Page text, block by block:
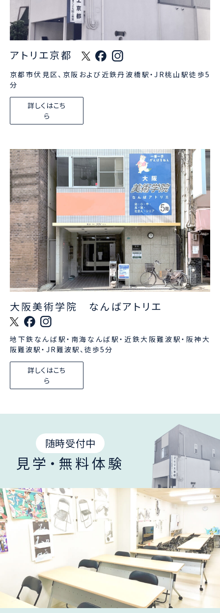
アトリエ京都
京都市伏見区、京阪および近鉄丹波橋駅・JR桃山駅徒歩5
分
詳しくはこち
ら
大阪美術学院 なんばアトリエ
地下鉄なんば駅・南海なんば駅・近鉄大阪難波駅・阪神大
阪難波駅・JR難波駅、徒歩5分
詳しくはこち
ら
随時受付中
見学・無料体験